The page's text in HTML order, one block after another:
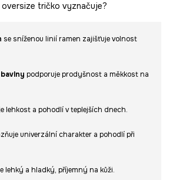
tričko vyznačuje?
se sníženou linií ramen zajišťuje volnost
podporuje prodyšnost a měkkost na
lehkost a pohodlí v teplejších dnech.
univerzální charakter a pohodlí při
lehký a hladký, příjemný na kůži.